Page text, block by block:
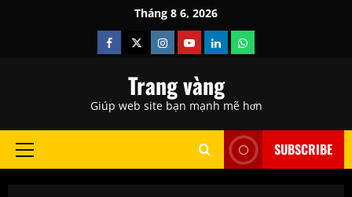
Tháng 8 6, 2026
Facebook
TwitterInstagram
YoutubeLinkedinWhatsapp
Trang vàng
Giúp web site bạn mạnh mẽ hơn
Primary
SUBSCRIBE